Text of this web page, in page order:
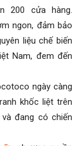
200 cửa hàng.
ngon, đảm bảo
liệu chế biến
Nam, đem đến
ngày càng
khốc liệt trên
đang có chiến